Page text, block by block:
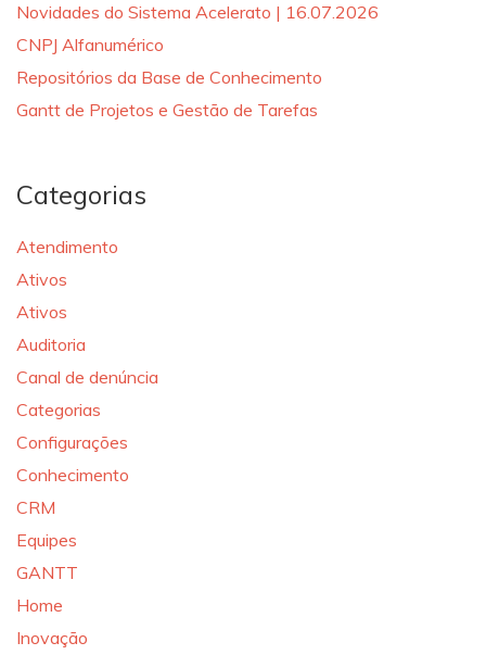
Novidades do Sistema Acelerato | 16.07.2026
CNPJ Alfanumérico
Repositórios da Base de Conhecimento
Gantt de Projetos e Gestão de Tarefas
Categorias
Atendimento
Ativos
Ativos
Auditoria
Canal de denúncia
Categorias
Configurações
Conhecimento
CRM
Equipes
GANTT
Home
Inovação